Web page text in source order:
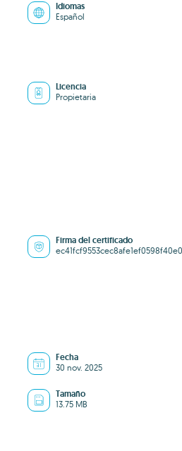
Idiomas
Español
Licencia
Propietaria
Firma del certificado
Fecha
30 nov. 2025
Tamaño
13.75 MB